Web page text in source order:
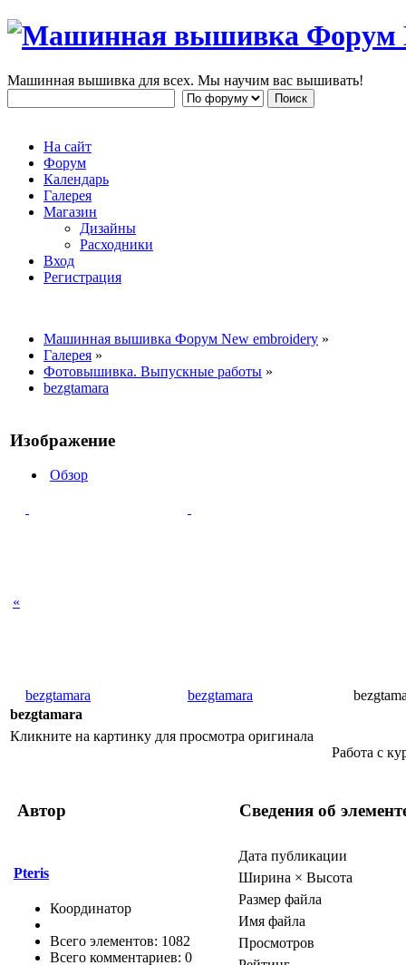
Машинная вышивка для всех. Мы научим вас вышивать!
На сайт
Форум
Календарь
Галерея
Магазин
Дизайны
Расходники
Вход
Регистрация
Машинная вышивка Форум New embroidery »
Галерея »
Фотовышивка. Выпускные работы »
bezgtamara
Изображение
Обзор
«
bezgtamara bezgtamara
bezgtamara
Кликните на картинку для просмотра оригинала
Работа с
Автор Сведения об
Pteris
Координатор
Всего элементов: 1082
Всего комментариев: 0
Дата публикации
Ширина × Высота
Размер файла
Имя файла
Просмотров